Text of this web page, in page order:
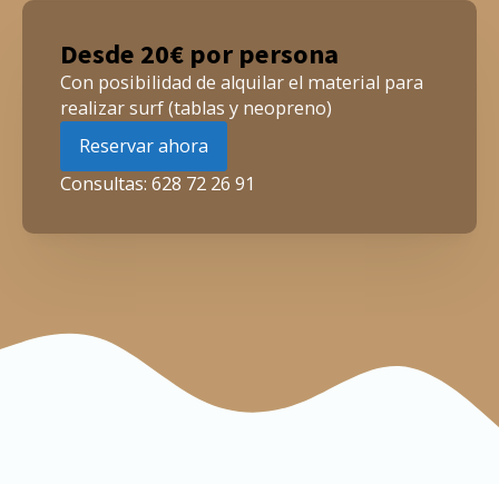
Desde 20€ por persona
Con posibilidad de alquilar el material para
realizar surf (tablas y neopreno)
Reservar ahora
Consultas: 628 72 26 91